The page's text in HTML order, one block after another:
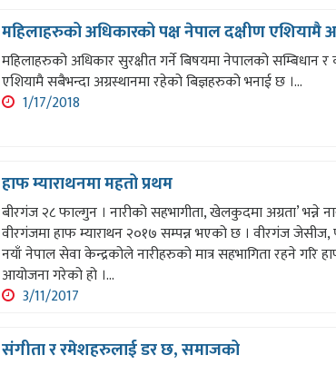
महिलाहरुको अधिकारको पक्ष नेपाल दक्षीण एशियामै
महिलाहरुको अधिकार सुरक्षीत गर्ने बिषयमा नेपालको सम्बिधान र
एशियामै सबैभन्दा अग्रस्थानमा रहेको बिज्ञहरुको भनाई छ ।...
1/17/2018
हाफ म्याराथनमा महतो प्रथम
बीरगंज २८ फाल्गुन । नारीको सहभागीता, खेलकुदमा अग्रता’ भन्ने
वीरगंजमा हाफ म्याराथन २०१७ सम्पन्न भएको छ । वीरगंज
नयाँ नेपाल सेवा केन्द्रकोले नारीहरुको मात्र सहभागिता रहने गरि
आयोजना गरेको हो ।...
3/11/2017
संगीता र रमेशहरुलाई डर छ, समाजको